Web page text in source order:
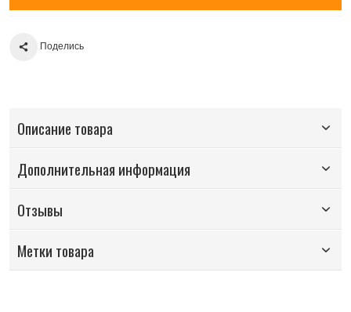
Поделись
Описание товара
Дополнительная информация
Отзывы
Метки товара